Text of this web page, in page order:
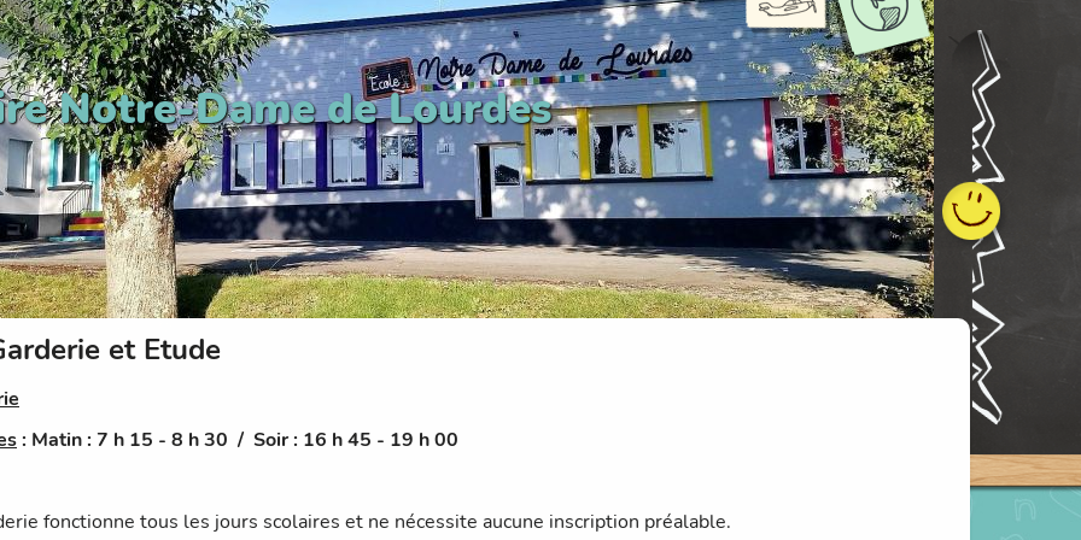
Notre-Dame de Lourdes
et Etude
: Matin : 7 h 15 - 8 h 30 / Soir : 16 h 45 - 19 h 00
fonctionne tous les jours scolaires et ne nécessite aucune inscription préalable.